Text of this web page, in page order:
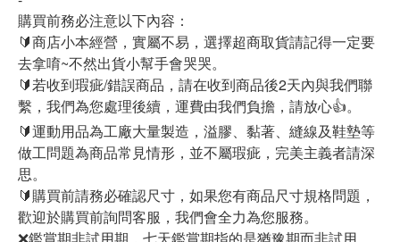
購買前務必注意以下內容：
🔰商店小本經營，實屬不易，選擇超商取貨請記得一定要
去拿唷~不然出貨小幫手會哭哭。
🔰若收到瑕疵/錯誤商品，請在收到商品後2天內與我們聯
繫，我們為您處理後續，運費由我們負擔，請放心👍。
🔰運動用品為工廠大量製造，溢膠、黏著、縫線及鞋墊等
做工問題為商品常見情形，並不屬瑕疵，完美主義者請深
思。
🔰購買前請務必確認尺寸，如果您有商品尺寸規格問題，
歡迎於購買前詢問客服，我們會全力為您服務。
❌鑑賞期非試用期，七天鑑賞期指的是猶豫期而非試用